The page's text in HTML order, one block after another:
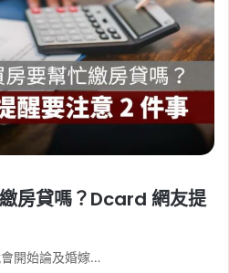
房貸嗎？Dcard 網友提
開始論及婚嫁…